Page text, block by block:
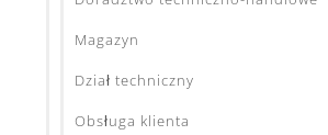
Magazyn
Dział techniczny
Obsługa klienta